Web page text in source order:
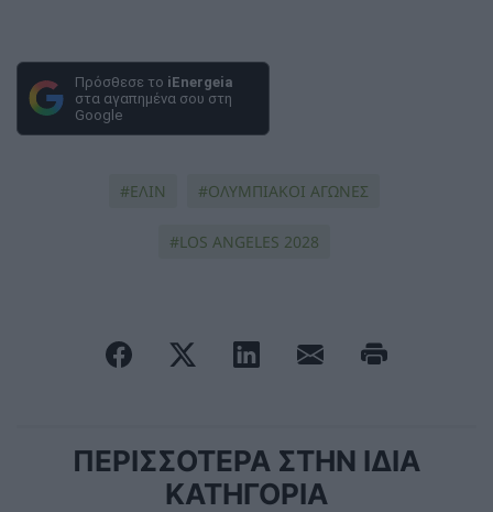
Πρόσθεσε το iEnergeia
στα αγαπημένα σου στη
Google
ΕΛΙΝ ΟΛΥΜΠΙΑΚΟΙ ΑΓΩΝΕΣ
LOS ANGELES 2028
ΠΕΡΙΣΣΟΤΕΡΑ ΣΤΗΝ ΙΔΙΑ
ΚΑΤΗΓΟΡΙΑ